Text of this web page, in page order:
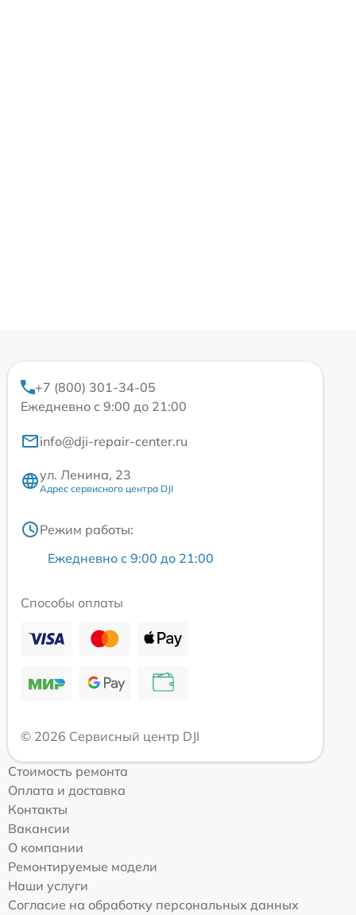
+7 (800) 301-34-05
Ежедневно с 9:00 до 21:00
info@dji-repair-center.ru
ул. Ленина, 23
Адрес сервисного центра DJI
Режим работы:
Ежедневно с 9:00 до 21:00
Способы оплаты
© 2026 Сервисный центр DJI
Стоимость ремонта
Оплата и доставка
Контакты
Вакансии
О компании
Ремонтируемые модели
Наши услуги
Согласие на обработку персональных данных